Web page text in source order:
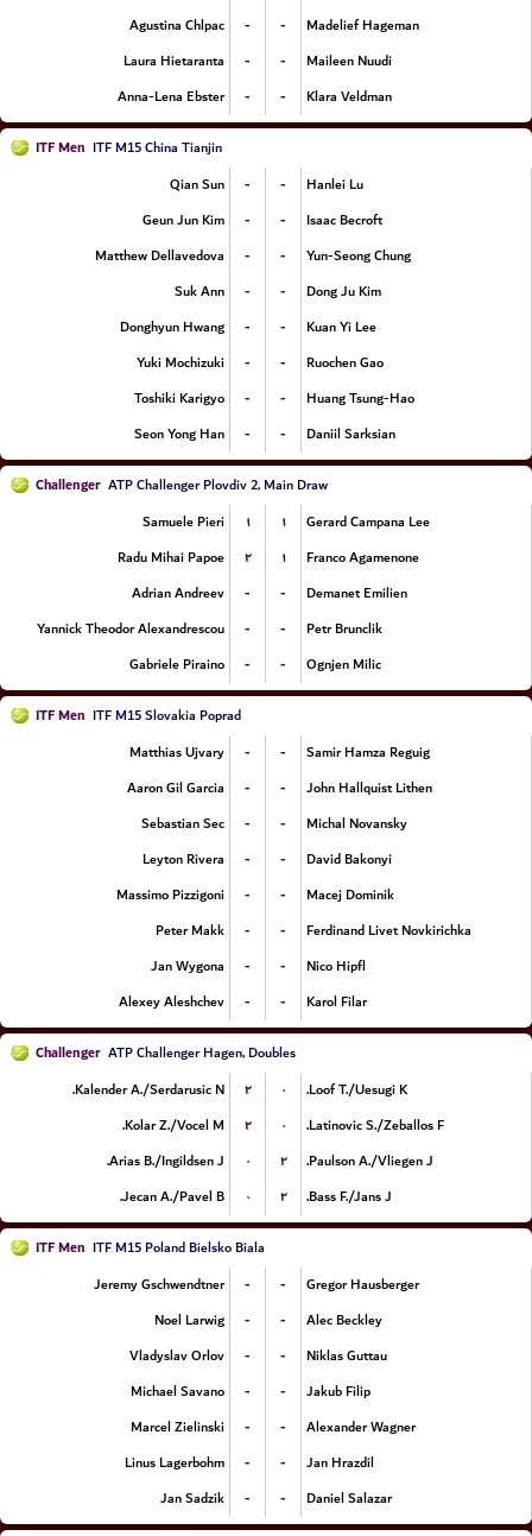
Agustina Chlpac
- -
Madelief Hageman
Laura Hietaranta
- -
Maileen Nuudi
Anna-Lena Ebster
- - Klara Veldman
ITF Men ITF M15 China Tianjin
Qian Sun
- -
Hanlei Lu
Geun Jun Kim
- -
Isaac Becroft
Matthew Dellavedova
- -
Yun-Seong Chung
Suk Ann
- -
Dong Ju Kim
Donghyun Hwang
- -
Kuan Yi Lee
Yuki Mochizuki
- -
Ruochen Gao
Toshiki Karigyo
- -
Huang Tsung-Hao
Seon Yong Han
- - Daniil Sarksian
Challenger ATP Challenger Plovdiv 2, Main Draw
Samuele Pieri
۱ ۱
Gerard Campana Lee
Radu Mihai Papoe
۲ ۱
Franco Agamenone
Adrian Andreev
- -
Demanet Emilien
Yannick Theodor Alexandrescou
- -
Petr Brunclik
Gabriele Piraino
- - Ognjen Milic
ITF Men ITF M15 Slovakia Poprad
Matthias Ujvary
- -
Samir Hamza Reguig
Aaron Gil Garcia
- -
John Hallquist Lithen
Sebastian Sec
- -
Michal Novansky
Leyton Rivera
- -
David Bakonyi
Massimo Pizzigoni
- -
Macej Dominik
Peter Makk
- -
Ferdinand Livet Novkirichka
Jan Wygona
- -
Nico Hipfl
Alexey Aleshchev
- - Karol Filar
Challenger ATP Challenger Hagen, Doubles
Kalender A./Serdarusic N.
۲ ۰
Loof T./Uesugi K.
Kolar Z./Vocel M.
۲ ۰
Latinovic S./Zeballos F.
Arias B./Ingildsen J.
۰ ۲
Paulson A./Vliegen J.
Jecan A./Pavel B.
۰ ۲ Bass F./Jans J.
ITF Men ITF M15 Poland Bielsko Biala
Jeremy Gschwendtner
- -
Gregor Hausberger
Noel Larwig
- -
Alec Beckley
Vladyslav Orlov
- -
Niklas Guttau
Michael Savano
- -
Jakub Filip
Marcel Zielinski
- -
Alexander Wagner
Linus Lagerbohm
- -
Jan Hrazdil
Jan Sadzik
- - Daniel Salazar